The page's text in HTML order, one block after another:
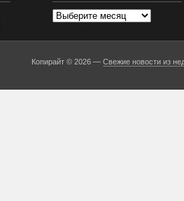
Архивы
Копирайт © 2026 —Свежие новости из